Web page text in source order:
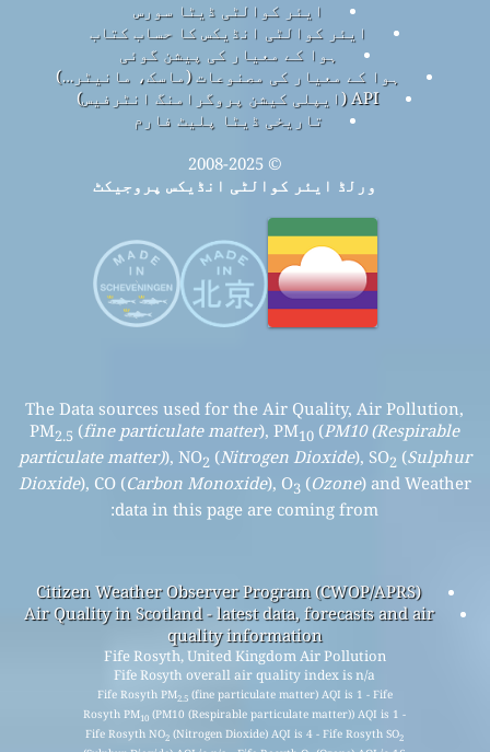
ایئر کوالٹی ڈیٹا سورس
ایئر کوالٹی انڈیکس کا حساب کتاب
ہوا کے معیار کی پیشن گوئی
ہوا کے معیار کی مصنوعات (ماسک، مانیٹر…)
API (ایپلی کیشن پروگرامنگ انٹرفیس)
تاریخی ڈیٹا پلیٹ فارم
© 2008-2025
ورلڈ ایئر کوالٹی انڈیکس پروجیکٹ
The Data sources used for the Air Quality, Air Pollution,
PM2.5(fine particulate matter), PM10(PM10 (Respirable
particulate matter)), NO2 (Nitrogen Dioxide), SO2 (Sulphur
Dioxide), CO (Carbon Monoxide), O3 (Ozone ) and Weather
data in this page are coming from:
Citizen Weather Observer Program (CWOP/APRS)
Air Quality in Scotland - latest data, forecasts and air
quality information
Fife Rosyth, United Kingdom Air Pollution
Fife Rosyth overall air quality index is n/a
Fife Rosyth PM2.5(fine particulate matter) AQI is 1 - Fife
Rosyth PM10(PM10 (Respirable particulate matter)) AQI is 1 -
Fife Rosyth NO 2(Nitrogen Dioxide) AQI is 4 - Fife Rosyth SO